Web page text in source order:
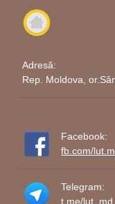
sentimentală în
transformând
Adresă:
Rep. Moldova,
Facebook:
fb.com/
Telegram:
t.me/lut_md